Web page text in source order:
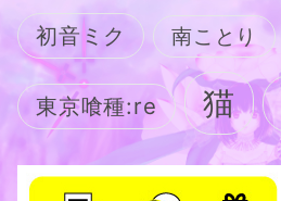
初音ミク 南ことり
東京喰種:re 猫